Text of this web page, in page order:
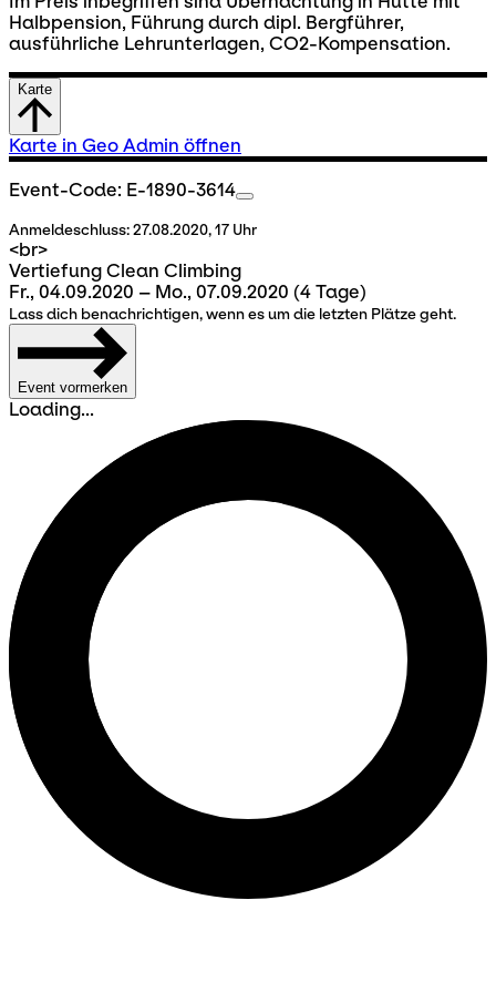
Halbpension, Führung durch dipl. Bergführer,
ausführliche Lehrunterlagen, CO2-Kompensation.
Karte
Karte in Geo Admin öffnen
Event-Code: E-1890-3614
Anmeldeschluss:27.08.2020, 17 Uhr
<br>
Vertiefung Clean Climbing
Fr., 04.09.2020 – Mo., 07.09.2020 (4 Tage)
Lass dich benachrichtigen, wenn es um die letzten Plätze geht.
Event vormerken
Loading...